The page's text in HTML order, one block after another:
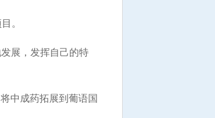
。
展，发挥自己的特
中成药拓展到葡语国